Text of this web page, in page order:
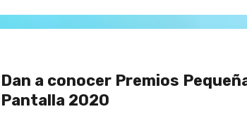
Dan a conocer Premios
Pantalla 2020